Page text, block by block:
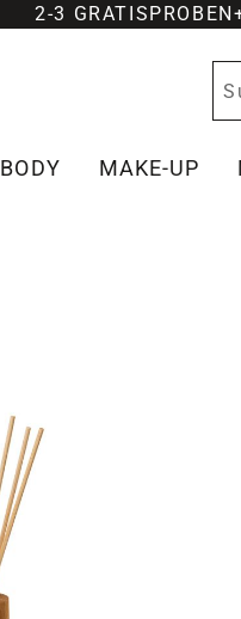
2-3 GRATISPROBEN
BODY MAKE-UP